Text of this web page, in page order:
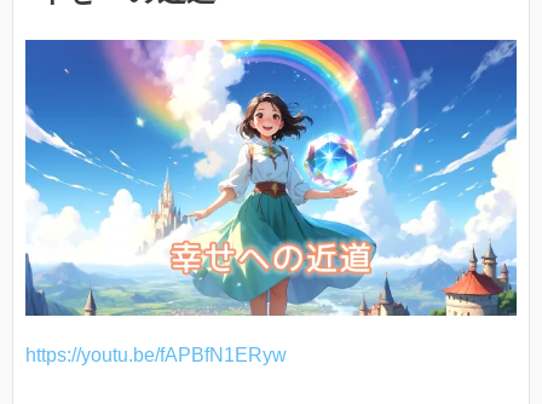
https://youtu.be/fAPBfN1ERyw